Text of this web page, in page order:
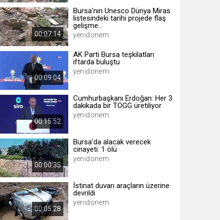
yıl
00:07:14
Bursa'nın Unesco Dünya Miras
listesindeki tarihi projede flaş
gelişme...
yenidonem
00:09:04
AK Parti Bursa teşkilatları
iftarda buluştu
yenidonem
00:15:52
Cumhurbaşkanı Erdoğan: Her 3
dakikada bir TOGG üretiliyor
yenidonem
00:00:35
Bursa’da alacak verecek
cinayeti: 1 ölü
yenidonem
00:05:28
İstinat duvarı araçların üzerine
devrildi
yenidonem